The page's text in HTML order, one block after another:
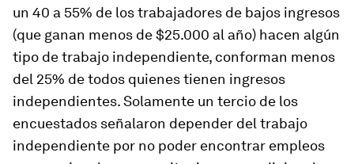
un 40 a 55% de los trabajadores de bajos ingresos
(que ganan menos de $25.000 al año) hacen algún
tipo de trabajo independiente, conforman menos
del 25% de todos quienes tienen ingresos
independientes. Solamente un tercio de los
encuestados señalaron depender del trabajo
independiente por no poder encontrar empleos